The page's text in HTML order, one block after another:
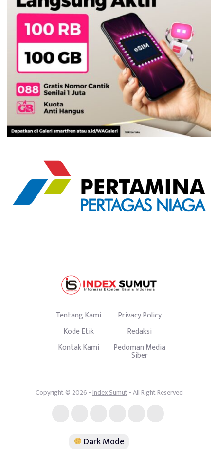
Tentang Kami
Privacy Policy
Kode Etik
Redaksi
Kontak Kami
Pedoman Media
Siber
Copyright © 2026 -Index Sumut- All Right Reserved
Dark Mode